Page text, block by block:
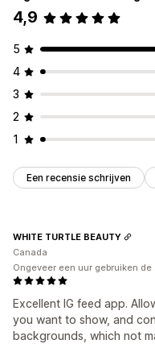
4,9
5
4
3
2
1
Een recensie schrijven
Excellent IG feed app.
you want to show, and
backgrounds, which not
WHITE TURTLE BEAUTY
Canada
Ongeveer een uur gebruiken de